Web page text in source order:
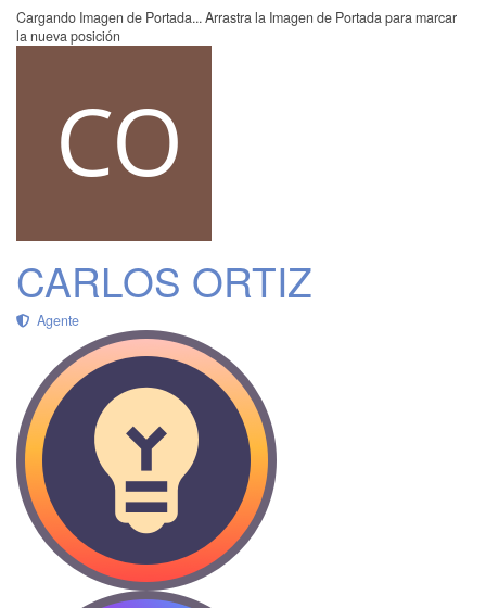
Cargando Imagen de Portada... Arrastra la Imagen de Portada para marcar
la nueva posición
CARLOS ORTIZ
Agente